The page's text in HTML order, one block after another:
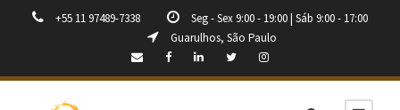
+55 11 97489-7338
Seg - Sex 9:00 - 19:00 | Sáb 9:00 - 17:00
Guarulhos, São Paulo